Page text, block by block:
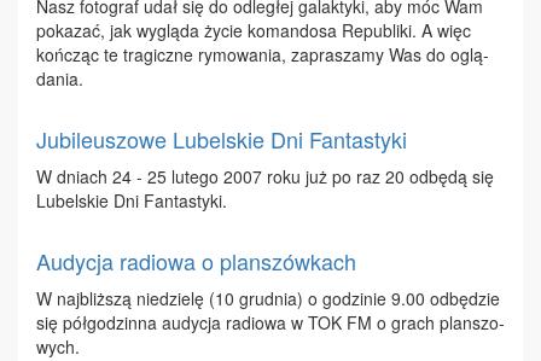
Nasz fo­to­graf udał się do od­le­głej ga­lak­ty­ki, aby móc Wam
po­ka­zać, jak wy­glą­da ży­cie ko­man­do­sa Re­pu­bli­ki. A więc
koń­cząc te tra­gicz­ne ry­mo­wa­nia, za­pra­sza­my Was do oglą­
da­nia.
Jubileuszowe Lubelskie Dni Fantastyki
W dniach 24 - 25 lu­te­go 2007 ro­ku już po raz 20 od­bę­dą się
Lu­bel­skie Dni Fan­ta­sty­ki.
Audycja radiowa o planszówkach
W naj­bliż­szą nie­dzie­lę (10 grud­nia) o go­dzi­nie 9.00 od­bę­dzie
się pół­go­dzin­na au­dy­cja ra­dio­wa w TOK FM o grach plan­szo­
wych.